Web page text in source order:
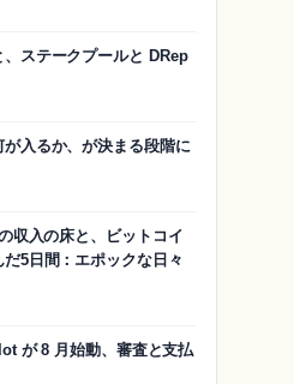
ステークプールと DRep
入るか、が決まる段階に
収入の床と、ビットコイ
5日間：エポックな日々
が 8 月始動、審査と支払